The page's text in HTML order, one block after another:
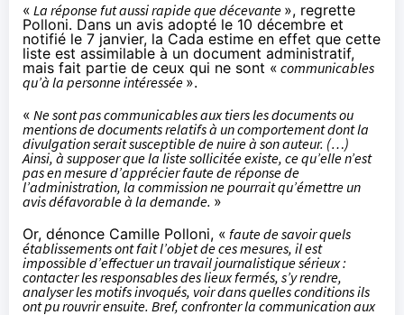
« La réponse fut aussi rapide que décevante », regrette
Polloni. Dans un avis adopté le 10 décembre et
notifié le 7 janvier, la Cada estime en effet que cette
liste est assimilable à un document administratif,
mais fait partie de ceux qui ne sont « communicables
qu’à la personne intéressée ».
« Ne sont pas communicables aux tiers les documents ou
mentions de documents relatifs à un comportement dont la
divulgation serait susceptible de nuire à son auteur. (…)
Ainsi, à supposer que la liste sollicitée existe, ce qu’elle n’est
pas en mesure d’apprécier faute de réponse de
l’administration, la commission ne pourrait qu’émettre un
avis défavorable à la demande. »
Or, dénonce Camille Polloni, « faute de savoir quels
établissements ont fait l’objet de ces mesures, il est
impossible d’effectuer un travail journalistique sérieux :
contacter les responsables des lieux fermés, s’y rendre,
analyser les motifs invoqués, voir dans quelles conditions ils
ont pu rouvrir ensuite. Bref, confronter la communication aux